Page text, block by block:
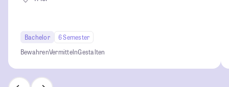
Bachelor
6 Semester
BewahrenVermittelnGestalten